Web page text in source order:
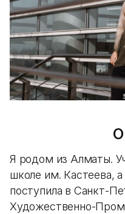
О
Я родом из Алматы.
школе им. Кастеева,
поступила в Санкт-
Художественно-